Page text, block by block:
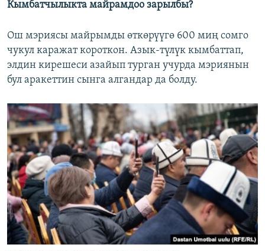
Кымбатчылыкта майрамдоо зарылбы?
Ош мэриясы майрымды өткөрүүгө 600 миң сомго
чукул каражат короткон. Азык-түлүк кымбаттап,
элдин кирешеси азайып турган учурда мэриянын
бул аракеттин сынга алгандар да болду.